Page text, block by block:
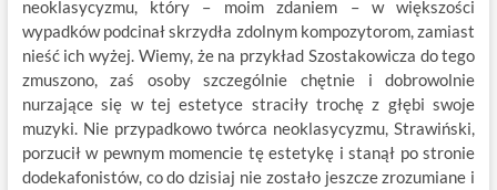
neoklasycyzmu, który – moim zdaniem – w większości
wypadków podcinał skrzydła zdolnym kompozytorom, zamiast
nieść ich wyżej. Wiemy, że na przykład Szostakowicza do tego
zmuszono, zaś osoby szczególnie chętnie i dobrowolnie
nurzające się w tej estetyce straciły trochę z głębi swoje
muzyki. Nie przypadkowo twórca neoklasycyzmu, Strawiński,
porzucił w pewnym momencie tę estetykę i stanął po stronie
dodekafonistów, co do dzisiaj nie zostało jeszcze zrozumiane i